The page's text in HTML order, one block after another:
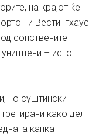
на крајот ќе
и Вестингхаус
сопствените
уништени – исто
но суштински
како дел
капка